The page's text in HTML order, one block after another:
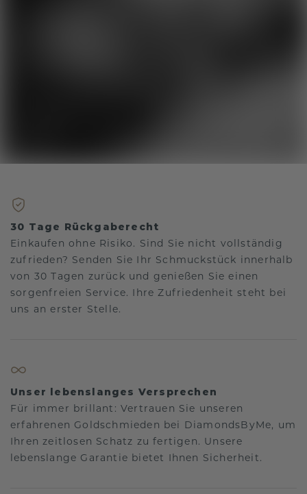
30 Tage Rückgaberecht
Einkaufen ohne Risiko. Sind Sie nicht vollständig
zufrieden? Senden Sie Ihr Schmuckstück innerhalb
von 30 Tagen zurück und genießen Sie einen
sorgenfreien Service. Ihre Zufriedenheit steht bei
uns an erster Stelle.
Unser lebenslanges Versprechen
Für immer brillant: Vertrauen Sie unseren
erfahrenen Goldschmieden bei DiamondsByMe, um
Ihren zeitlosen Schatz zu fertigen. Unsere
lebenslange Garantie bietet Ihnen Sicherheit.